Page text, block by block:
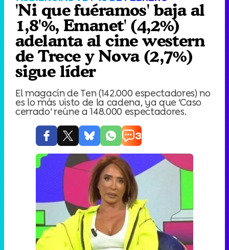
'Ni que fuéramos' baja al
1,8'%, Emanet' (4,2%)
adelanta al cine western
de Trece y Nova (2,7%)
sigue líder
El magacín de Ten (142.000 espectadores) no
es lo más visto de la cadena, ya que 'Caso
cerrado' reúne a 148.000 espectadores.
3